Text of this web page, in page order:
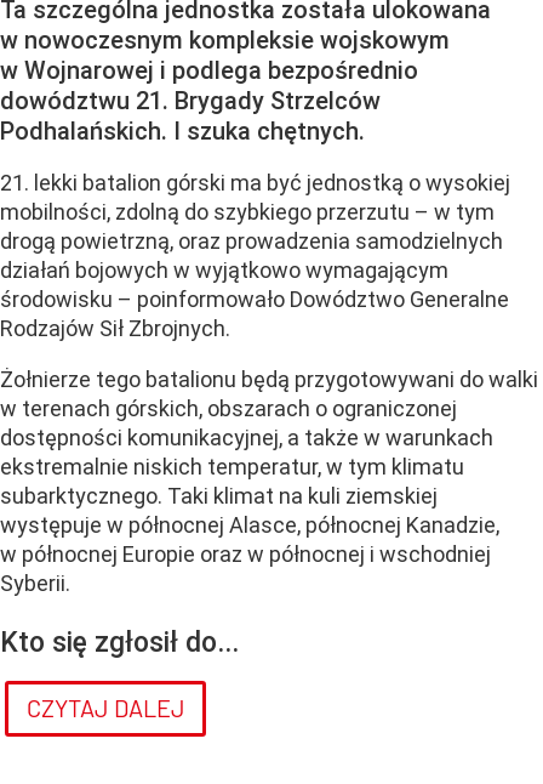
Ta szczególna jednostka została ulokowana
w nowoczesnym kompleksie wojskowym
w Wojnarowej i podlega bezpośrednio
dowództwu 21. Brygady Strzelców
Podhalańskich. I szuka chętnych.
21. lekki batalion górski ma być jednostką o wysokiej
mobilności, zdolną do szybkiego przerzutu – w tym
drogą powietrzną, oraz prowadzenia samodzielnych
działań bojowych w wyjątkowo wymagającym
środowisku – poinformowało Dowództwo Generalne
Rodzajów Sił Zbrojnych.
Żołnierze tego batalionu będą przygotowywani do walki
w terenach górskich, obszarach o ograniczonej
dostępności komunikacyjnej, a także w warunkach
ekstremalnie niskich temperatur, w tym klimatu
subarktycznego. Taki klimat na kuli ziemskiej
występuje w północnej Alasce, północnej Kanadzie,
w północnej Europie oraz w północnej i wschodniej
Syberii.
Kto się zgłosił do...
CZYTAJ DALEJ